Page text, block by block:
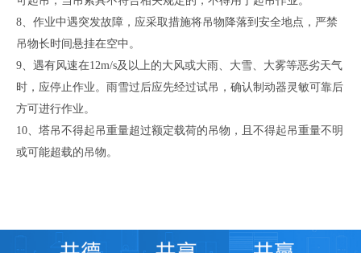
8、作业中遇突发故障，应采取措施将吊物降落到安全地点，严禁
吊物长时间悬挂在空中。
9、遇有风速在12m/s及以上的大风或大雨、大雪、大雾等恶劣天气
时，应停止作业。雨雪过后应先经过试吊，确认制动器灵敏可靠后
方可进行作业。
10、塔吊不得起吊重量超过额定载荷的吊物，且不得起吊重量不明
或可能超载的吊物。